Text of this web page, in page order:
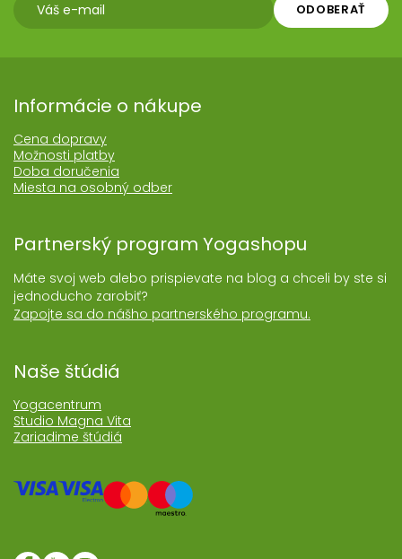
ODOBERAŤ
Informácie o nákupe
Cena dopravy
Možnosti platby
Doba doručenia
Miesta na osobný odber
Partnerský program Yogashopu
Máte svoj web alebo prispievate na blog a chceli by ste si
jednoducho zarobiť?
Zapojte sa do nášho partnerského programu.
Naše štúdiá
Yogacentrum
Studio Magna Vita
Zariadime štúdiá